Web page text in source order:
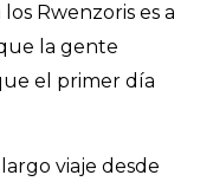
Rwenzoris es a
la gente
el primer día
viaje desde